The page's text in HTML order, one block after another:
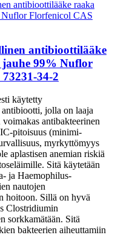
antibioottilääke
99% Nuflor
34-2
käytetty
jolla on laaja
antibakteerinen
pitoisuus (minimi-
myrkyttömyys
aplastisen anemian riskiä
Sitä käytetään
ja Haemophilus-
nautojen
hoitoon. Sillä on hyvä
Clostridiumin
sorkkamätään. Sitä
bakteerien aiheuttamiin